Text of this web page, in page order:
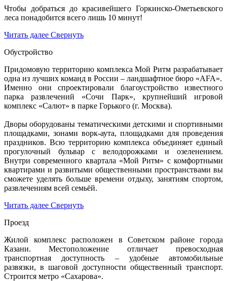
Чтобы добраться до красивейшего Горкинско-Ометьевского
леса понадобится всего лишь 10 минут!
Читать далее Свернуть
Обустройство
Придомовую территорию комплекса Мой Ритм разрабатывает
одна из лучших команд в России – ландшафтное бюро «AFA».
Именно они спроектировали благоустройство известного
парка развлечений «Сочи Парк», крупнейший игровой
комплекс «Салют» в парке Горького (г. Москва).
Дворы оборудованы тематическими детскими и спортивными
площадками, зонами ворк-аута, площадками для проведения
праздников. Всю территорию комплекса объединяет единый
прогулочный бульвар с велодорожками и озеленением.
Внутри современного квартала «Мой Ритм» с комфортными
квартирами и развитыми общественными пространствами вы
сможете уделять больше времени отдыху, занятиям спортом,
развлечениям всей семьёй.
Читать далее Свернуть
Проезд
Жилой комплекс расположен в Советском районе города
Казани. Местоположение отличает превосходная
транспортная доступность – удобные автомобильные
развязки, в шаговой доступности общественный транспорт.
Строится метро «Сахарова».